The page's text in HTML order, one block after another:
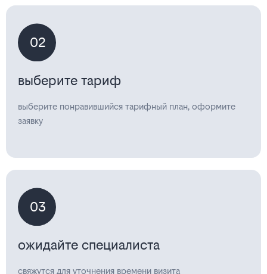
02
выберите тариф
выберите понравившийся тарифный план, оформите
заявку
03
ожидайте специалиста
свяжутся для уточнения времени визита